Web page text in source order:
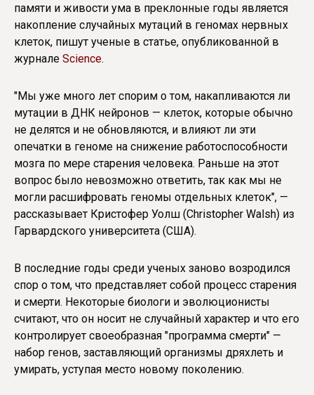
памяти и живости ума в преклонные годы является
накопление случайных мутаций в геномах нервных
клеток, пишут ученые в статье, опубликованной в
журнале Science.
"Мы уже много лет спорим о том, накапливаются ли
мутации в ДНК нейронов — клеток, которые обычно
не делятся и не обновляются, и влияют ли эти
опечатки в геноме на снижение работоспособности
мозга по мере старения человека. Раньше на этот
вопрос было невозможно ответить, так как мы не
могли расшифровать геномы отдельных клеток", —
рассказывает Кристофер Уолш (Christopher Walsh) из
Гарвардского университета (США).
В последние годы среди ученых заново возродился
спор о том, что представляет собой процесс старения
и смерти. Некоторые биологи и эволюционисты
считают, что он носит не случайный характер и что его
контролирует своеобразная "программа смерти" —
набор генов, заставляющий организмы дряхлеть и
умирать, уступая место новому поколению.